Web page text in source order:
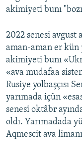
akimiyeti bunı
2022 senesi avgust
aman-aman er kün
akimiyeti bunı
«ava mudafaa
Rusiye yolbaşçısı
yarımada içün
senesi oktâbr
oldı. Yarımadada
Aqmescit ava